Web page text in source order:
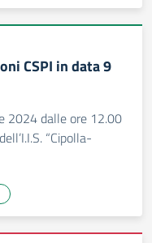
CSPI in data 9
2024 dalle ore 12.00
“Cipolla-